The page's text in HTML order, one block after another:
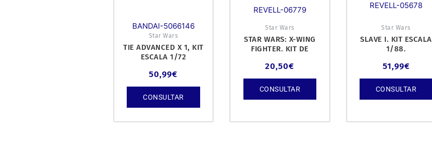
BANDAI-5066146
Star Wars
TIE ADVANCED X 1, KIT
ESCALA 1/72
50,99€
CONSULTAR
REVELL-06779
Star Wars
STAR WARS: X-WING
FIGHTER. KIT DE
20,50€
CONSULTAR
REVELL-05678
Star Wars
SLAVE I. KIT ESCALA
1/88.
51,99€
CONSULTAR